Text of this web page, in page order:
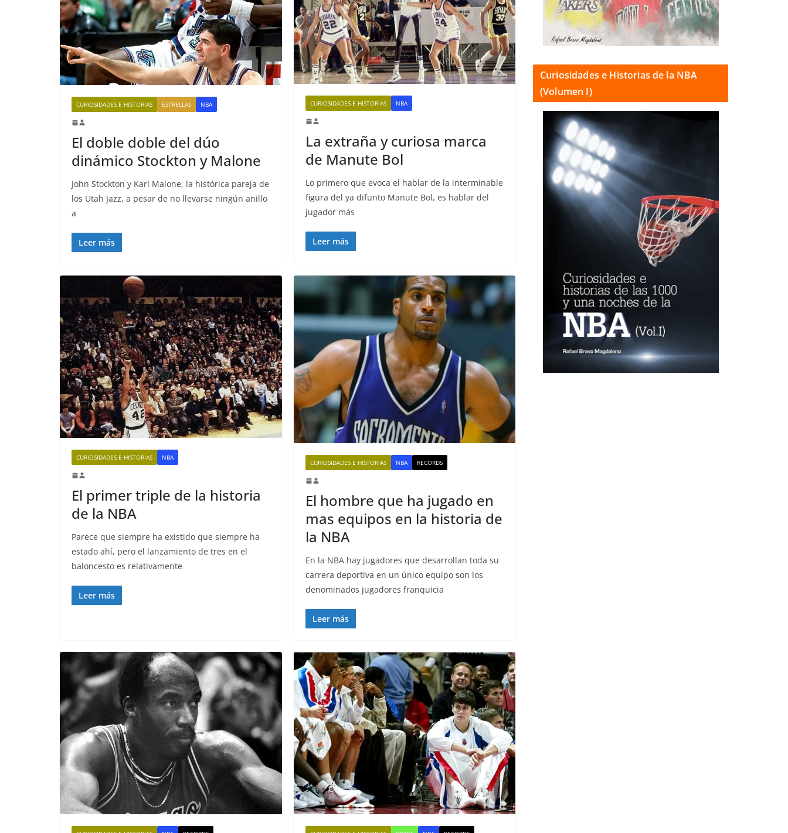
CURIOSIDADES E HISTORIAS ESTRELLAS NBA
El doble doble del dúo
dinámico Stockton y Malone
John Stockton y Karl Malone, la histórica pareja de
los Utah Jazz, a pesar de no llevarse ningún anillo
a
Leer más
CURIOSIDADES E HISTORIAS NBA
La extraña y curiosa marca
de Manute Bol
Lo primero que evoca el hablar de la interminable
figura del ya difunto Manute Bol, es hablar del
jugador más
Leer más
CURIOSIDADES E HISTORIAS NBA
El primer triple de la historia
de la NBA
Parece que siempre ha existido que siempre ha
estado ahí, pero el lanzamiento de tres en el
baloncesto es relativamente
Leer más
CURIOSIDADES E HISTORIAS NBA RECORDS
El hombre que ha jugado en
mas equipos en la historia de
la NBA
En la NBA hay jugadores que desarrollan toda su
carrera deportiva en un único equipo son los
denominados jugadores franquicia
Leer más
Curiosidades e Historias de la NBA
(Volumen I)